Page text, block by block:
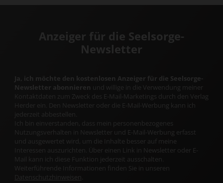
Anzeiger für die Seelsorge-
Newsletter
Ja, ich möchte den kostenlosen Anzeiger für die Seelsorge-
Newsletter abonnieren und willige in die Verwendung meiner
Kontaktdaten zum Zweck des E-Mail-Marketings durch den Verlag
Herder ein. Den Newsletter oder die E-Mail-Werbung kann ich
jederzeit abbestellen.
Ich bin einverstanden, dass mein personenbezogenes
Nutzungsverhalten in Newsletter und E-Mail-Werbung erfasst
und ausgewertet wird, um die Inhalte besser auf meine
Interessen auszurichten. Über einen Link in Newsletter oder E-
Mail kann ich diese Funktion jederzeit ausschalten.
Weiterführende Informationen finden Sie in unseren
Datenschutzhinweisen